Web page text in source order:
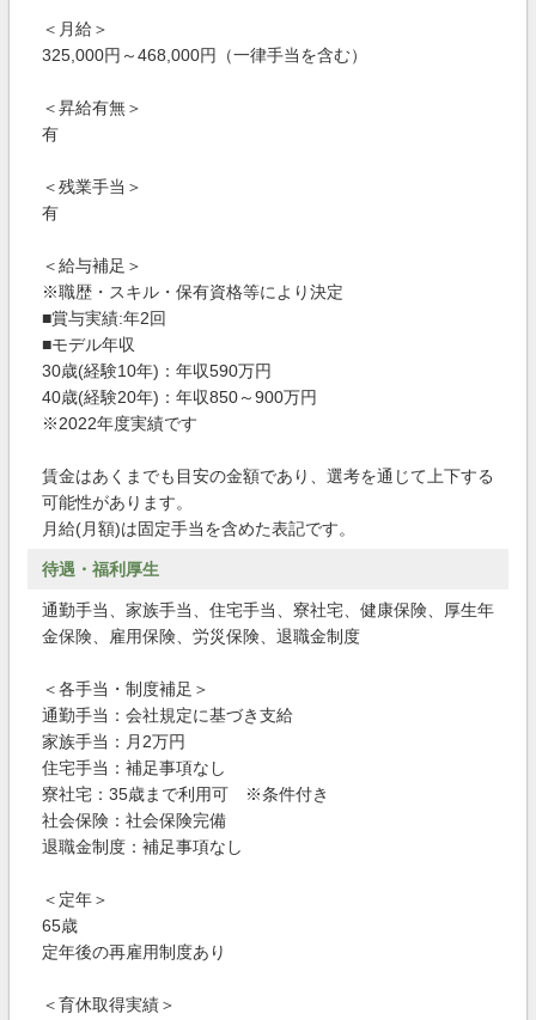
＜月給＞
325,000円～468,000円（一律手当を含む）
＜昇給有無＞
有
＜残業手当＞
有
＜給与補足＞
※職歴・スキル・保有資格等により決定
■賞与実績:年2回
■モデル年収
30歳(経験10年)：年収590万円
40歳(経験20年)：年収850～900万円
※2022年度実績です
賃金はあくまでも目安の金額であり、選考を通じて上下する
可能性があります。
月給(月額)は固定手当を含めた表記です。
待遇・福利厚生
通勤手当、家族手当、住宅手当、寮社宅、健康保険、厚生年
金保険、雇用保険、労災保険、退職金制度
＜各手当・制度補足＞
通勤手当：会社規定に基づき支給
家族手当：月2万円
住宅手当：補足事項なし
寮社宅：35歳まで利用可 ※条件付き
社会保険：社会保険完備
退職金制度：補足事項なし
＜定年＞
65歳
定年後の再雇用制度あり
＜育休取得実績＞